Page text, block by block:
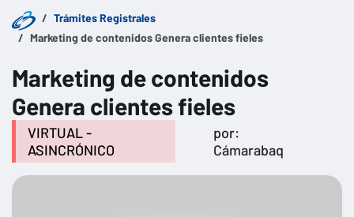
Trámites Registrales
Marketing de contenidos Genera clientes fieles
Marketing de contenidos
Genera clientes fieles
VIRTUAL -
ASINCRÓNICO
por:
Cámarabaq